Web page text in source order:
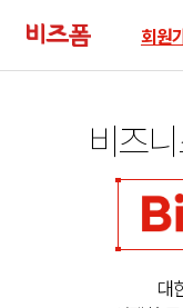
회원
비즈
대